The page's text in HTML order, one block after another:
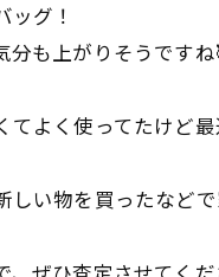
ッグ！
分も上がりそうです
てよく使ってたけど
しい物を買ったなど